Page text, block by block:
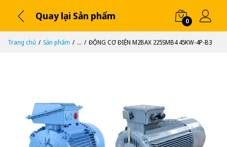
Quay lại Sản phẩm 0
Trang chủ Sản phẩm ... ĐỘNG CƠ ĐIỆN M2BAX 225SMB4 45KW-4P-B3